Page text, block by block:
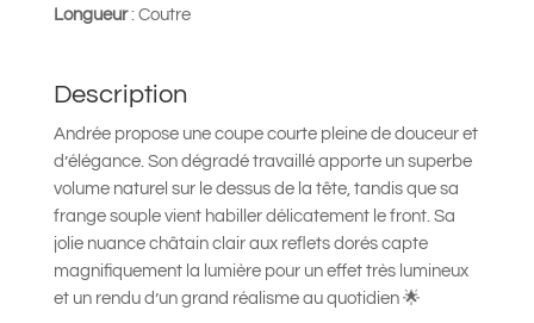
Longueur: Coutre
Description
Andrée propose une coupe courte pleine de douceur et
d’élégance. Son dégradé travaillé apporte un superbe
volume naturel sur le dessus de la tête, tandis que sa
frange souple vient habiller délicatement le front. Sa
jolie nuance châtain clair aux reflets dorés capte
magnifiquement la lumière pour un effet très lumineux
et un rendu d’un grand réalisme au quotidien 🌟